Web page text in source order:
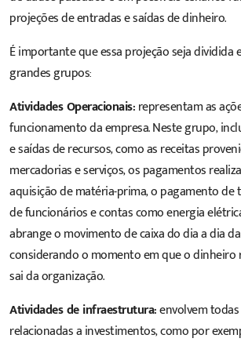
projeções de entradas e saídas de dinheiro.
É importante que essa projeção seja dividida
grandes grupos:
Atividades Operacionais:representam as
funcionamento da empresa. Neste grupo,
e saídas de recursos, como as receitas
mercadorias e serviços, os pagamentos
aquisição de matéria-prima, o pagamento de
de funcionários e contas como energia
abrange o movimento de caixa do dia a dia
considerando o momento em que o
sai da organização.
Atividades de infraestrutura:envolvem
relacionadas a investimentos, como por